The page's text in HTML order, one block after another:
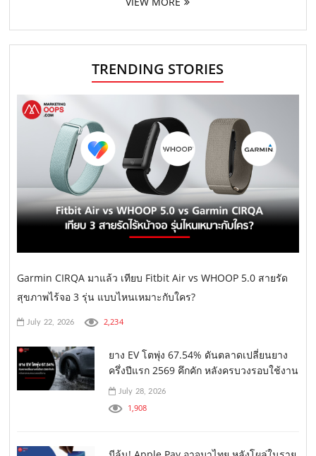
TRENDING STORIES
Garmin CIRQA มาแล้ว เทียบ Fitbit Air vs WHOOP 5.0 สายรัด
สุขภาพไร้จอ 3 รุ่น แบบไหนเหมาะกับใคร?
July 22, 2026 2,234
ยาง EV โตพุ่ง 67.54% ดันตลาดเปลี่ยนยาง
ครึ่งปีแรก 2569 คึกคัก หลังครบวงรอบใช้งาน
July 28, 2026
1,908